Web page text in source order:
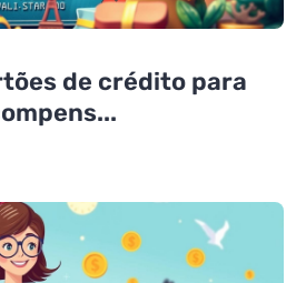
de crédito para